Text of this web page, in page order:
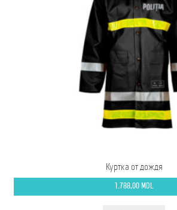
Куртка от дождя
1.788,00 MDL